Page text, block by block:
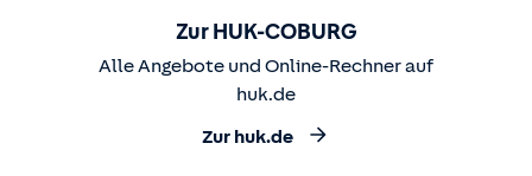
Zur HUK-COBURG
Alle Angebote und Online-Rechner auf
huk.de
Zur huk.de